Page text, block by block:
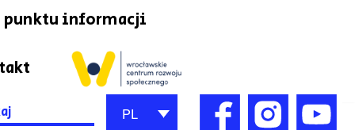
punktu informacji
PL